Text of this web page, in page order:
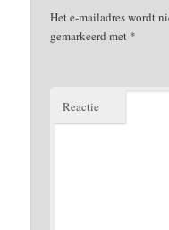
Het e-mailadres wordt
gemarkeerd met *
Reactie